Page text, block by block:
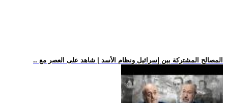
.. المصالح المشتركة بين إسرائيل ونظام الأسد | شاهد على العصر مع